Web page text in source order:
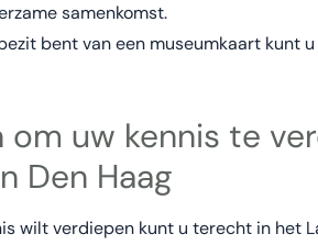
samenkomst.
bent van een museumkaart kunt
uw kennis te
Den Haag
wilt verdiepen kunt u terecht in het